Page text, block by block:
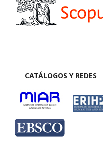
CATÁLOGOS Y REDES